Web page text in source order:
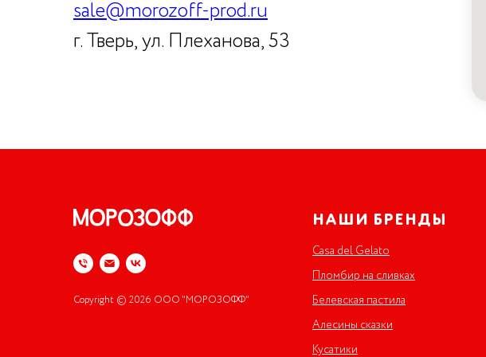
sale@morozoff-prod.ru
г. Тверь, ул. Плеханова, 53
Copyright © 2026 ООО "МОРОЗОФФ"
НАШИ БРЕНДЫ
Casa del Gelato
Пломбир на сливках
Белевская пастила
Алесины сказки
Кусатики